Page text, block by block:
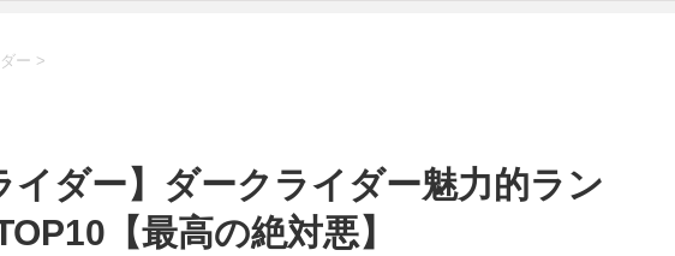
ー >
イダー】ダークライダー魅力的ラン
【最高の絶対悪】